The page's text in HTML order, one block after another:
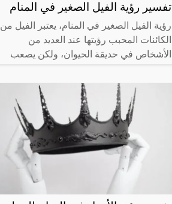
تفسير رؤية الفيل الصغير في المنام
رؤية الفيل الصغير في المنام، يعتبر الفيل من
الكائنات المحبب رؤيتها عند العديد من
الأشخاص في حديقة الحيوان، ولكن يصعب